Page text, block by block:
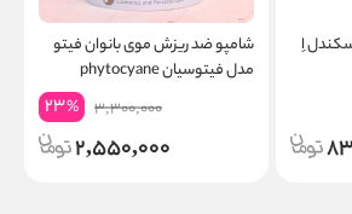
اِ
شامپو ضد ریزش موی بانوان فیتو
مدل فیتوسیان phytocyane
3,300,000
23%
2,550,000